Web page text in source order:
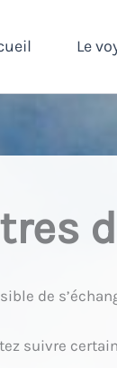
Le
de
suivre